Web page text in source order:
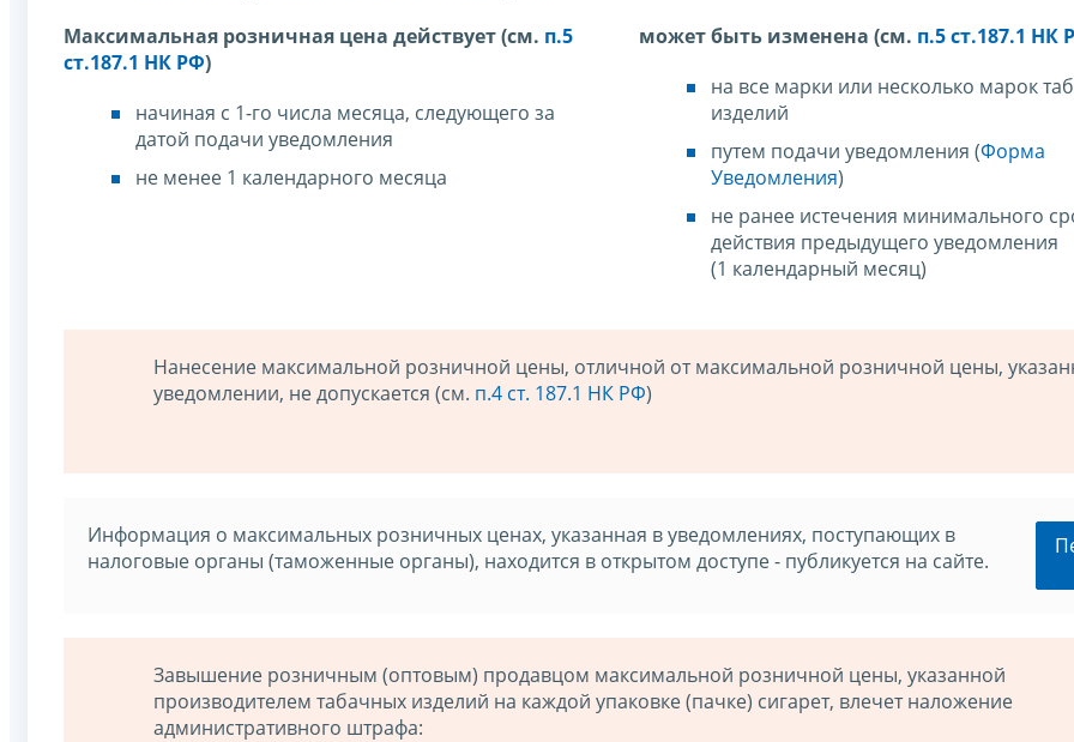
Максимальная розничная цена действует (см. п.5
ст.187.1 НК РФ)
начиная с 1-го числа месяца, следующего за
датой подачи уведомления
не менее 1 календарного месяца
может быть изменена (см. п.5 ст.187.1 НК
на все марки или несколько марок
изделий
путем подачи уведомления (Форма
Уведомления)
не ранее истечения минимального
действия предыдущего уведомления
(1 календарный месяц)
Нанесение максимальной розничной цены, отличной от максимальной розничной цены,
уведомлении, не допускается (см. п.4 ст. 187.1 НК РФ)
Информация о максимальных розничных ценах, указанная в уведомлениях, поступающих в
налоговые органы (таможенные органы), находится в открытом доступе - публикуется на сайте.
Завышение розничным (оптовым) продавцом максимальной розничной цены, указанной
производителем табачных изделий на каждой упаковке (пачке) сигарет, влечет наложение
административного штрафа: